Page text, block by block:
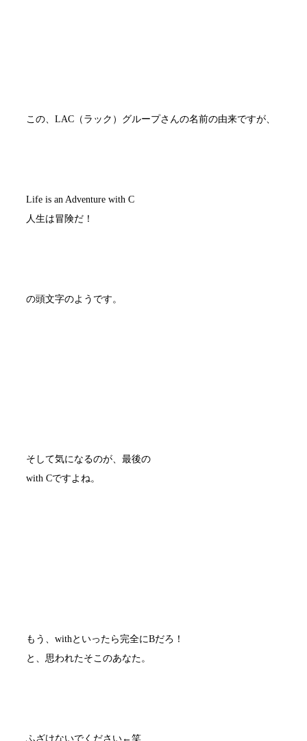
この、LAC（ラック）グループさんの名前の由来ですが、
Life is an Adventure with C
人生は冒険だ！
の頭文字のようです。
そして気になるのが、最後の
with Cですよね。
もう、withといったら完全にBだろ！
と、思われたそこのあなた。
ふざけないでください←笑